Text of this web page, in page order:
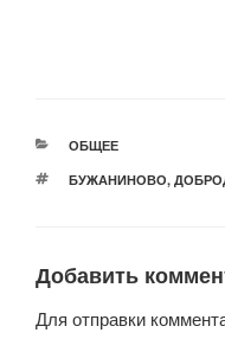
РУБРИКИ
ОБЩЕЕ
МЕТКИ
БУЖАНИНОВО,
Добавить
Для отправки